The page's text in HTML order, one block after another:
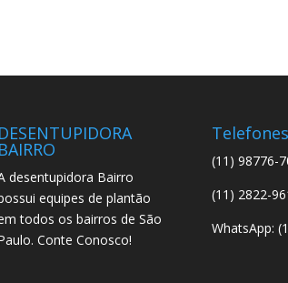
DESENTUPIDORA
BAIRRO
desentupidora Bairro
equipes de plantão
todos os bairros de São
Conte Conosco!
(11) 98776-
(11) 2822-
WhatsApp: